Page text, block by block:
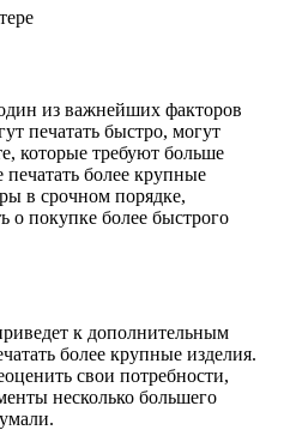
из важнейших факторов
печатать быстро, могут
которые требуют больше
более крупные
в срочном порядке,
о покупке более быстрого
к дополнительным
более крупные изделия.
свои потребности,
несколько большего